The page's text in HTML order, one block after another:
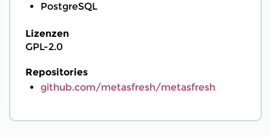
PostgreSQL
Lizenzen
GPL-2.0
Repositories
github.com/metasfresh/metasfresh